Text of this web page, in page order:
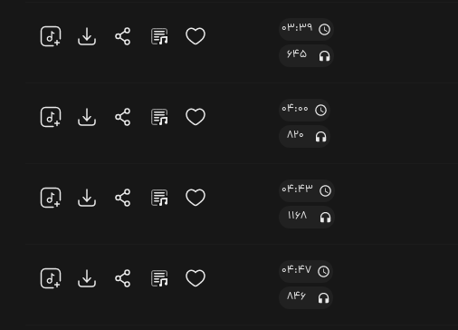
03:39
645
04:00
820
04:43
1168
04:47
846